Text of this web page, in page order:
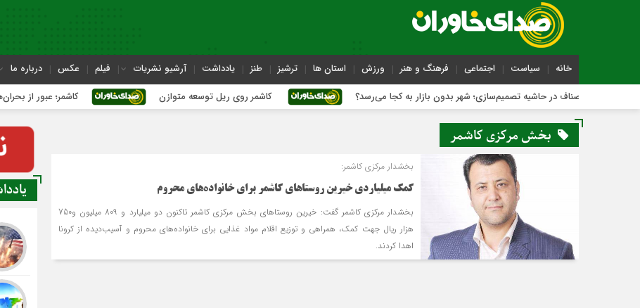
خانه سیاست اجتماعی فرهنگ و هنر ورزش استان ها ترشیز طنز یادداشت آرشیو نشریات فیلم عکس درباره ما
اصناف در حاشیه تصمیم‌سازی؛ شهر بدون بازار به کجا می‌رسد؟ کاشمر روی ریل توسعه متوازن کاشمر؛ عبور از بحران‌های شهری
بخش مرکزی کاشمر
بخشدار مرکزی کاشمر:
کمک میلیاردی خیرین روستاهای کاشمر برای خانواده‌های محروم
بخشدار مرکزی کاشمر گفت: خیرین روستاهای بخش مرکزی کاشمر تاکنون دو میلیارد و 809 میلیون و750
هزار ریال جهت کمک، همراهی و توزیع اقلام مواد غذایی برای خانواده‌های محروم و آسیب‌دیده از کرونا
اهدا کردند.